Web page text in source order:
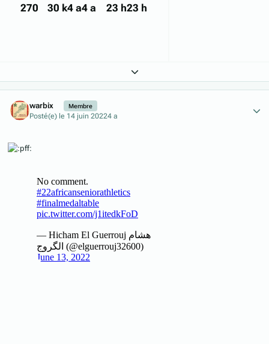
270 30 k4 a4 a 23 h23 h
Expand topic overview
warbix Membre
Posté(e) le 14 juin 20224 a